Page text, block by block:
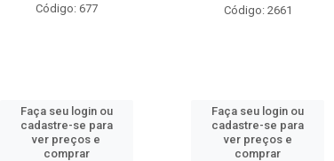
Código: 677
Faça seu login ou
cadastre-se para
ver preços e
comprar
Código: 2661
Faça seu login ou
cadastre-se para
ver preços e
comprar